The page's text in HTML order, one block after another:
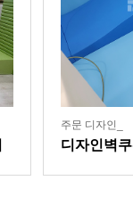
주문 디자인_
디자인벽